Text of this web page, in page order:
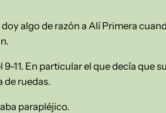
algo de razón a Alí Primera
11. En particular el que decía que
de ruedas.
parapléjico.